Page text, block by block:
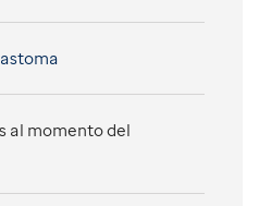
al momento del